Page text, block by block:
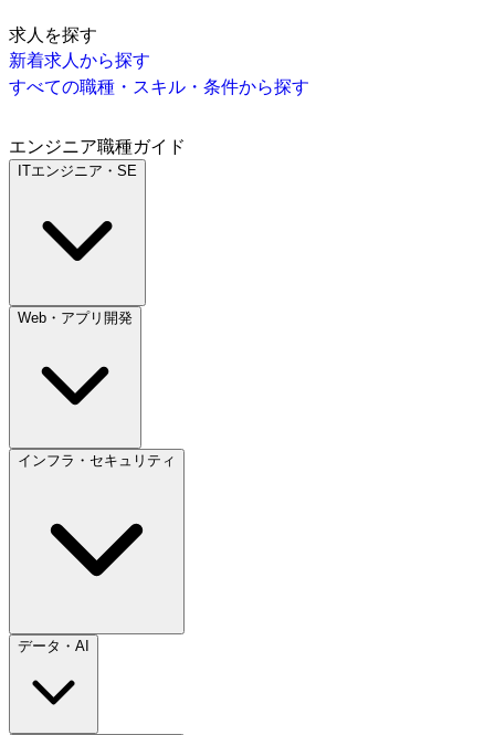
求人を探す
新着求人から探す
すべての職種・スキル・条件から探す
エンジニア職種ガイド
ITエンジニア・SE
Web・アプリ開発
インフラ・セキュリティ
データ・AI